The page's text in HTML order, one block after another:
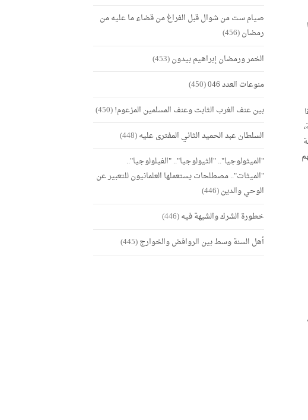
صيام ست من شوال قبل الفراغ من قضاء ما عليه من
رمضان(456)
الخمر ورمضان إبراهيم بيدون(453)
منوعات العدد 046
(450)
بين عنف الغرب الثابت وعنف المسلمين المزعوم!(450)
السلطان عبد الحميد الثاني المفترى عليه(448)
"الميثولوجيا".. "الثيولوجيا".. "الفيلولوجيا"..
"الميثات".. مصطلحات يستعملها العلمانيون للتعبير عن
الوحي والدين(446)
خطورة الشرك والشبهة فيه(446)
أهل السنة وسط بين الروافض والخوارج(445)